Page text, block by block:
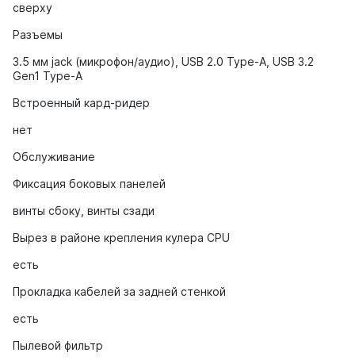
сверху
Разъемы
3.5 мм jack (микрофон/аудио), USB 2.0 Type-A, USB 3.2
Gen1 Type-A
Встроенный кард-ридер
нет
Обслуживание
Фиксация боковых панелей
винты сбоку, винты сзади
Вырез в районе крепления кулера CPU
есть
Прокладка кабелей за задней стенкой
есть
Пылевой фильтр